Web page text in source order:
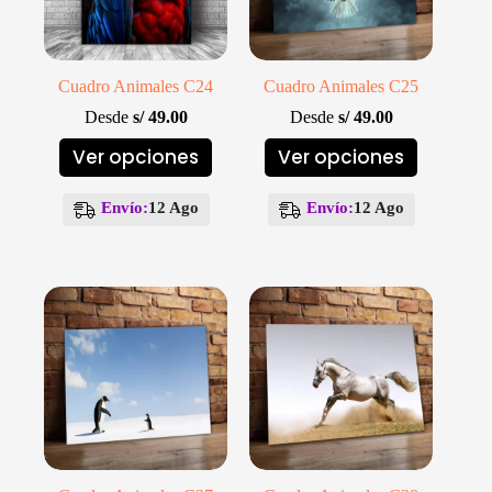
producto
producto
Cuadro Animales C24
Desde s/49.00
Ver opciones
Este
producto
múltiples
se
pueden
elegir
en
de
producto
Envío:12 Ago
Cuadro Animales C25
Desde s/49.00
Ver opciones
Este
producto
múltiples
se
pueden
elegir
la
página
de
producto
Envío:12 Ago